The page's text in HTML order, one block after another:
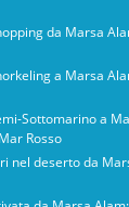
da Marsa
a Marsa
Sottomarino a
Rosso
nel deserto da